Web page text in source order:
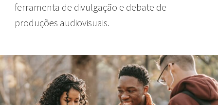
ferramenta de divulgação e debate de
produções audiovisuais.